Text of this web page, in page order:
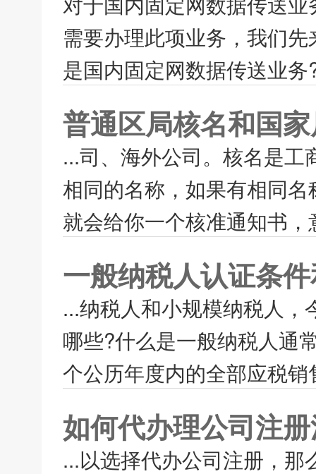
需要办理此项业务，我们
是国内固定网数据传送业
普通区局核名和国
...司、海外公司。核名是
相同的名称，如果有相同
就会给你一个核准通知书
一般纳税人认证条
...纳税人和小规模纳税人
哪些?什么是一般纳税人通
个公历年度内的全部应税
如何代办理公司注
...以选择代办公司注册，